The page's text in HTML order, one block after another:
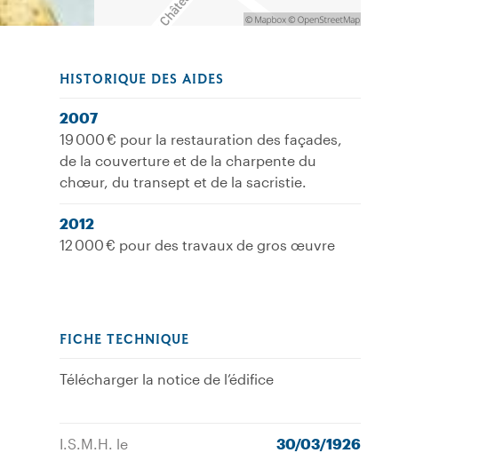
HISTORIQUE DES AIDES
2007
19 000 € pour la restauration des façades,
de la couverture et de la charpente du
chœur, du transept et de la sacristie.
2012
12 000 € pour des travaux de gros œuvre
FICHE TECHNIQUE
Télécharger la notice de l’édifice
I.S.M.H. le 30/03/1926